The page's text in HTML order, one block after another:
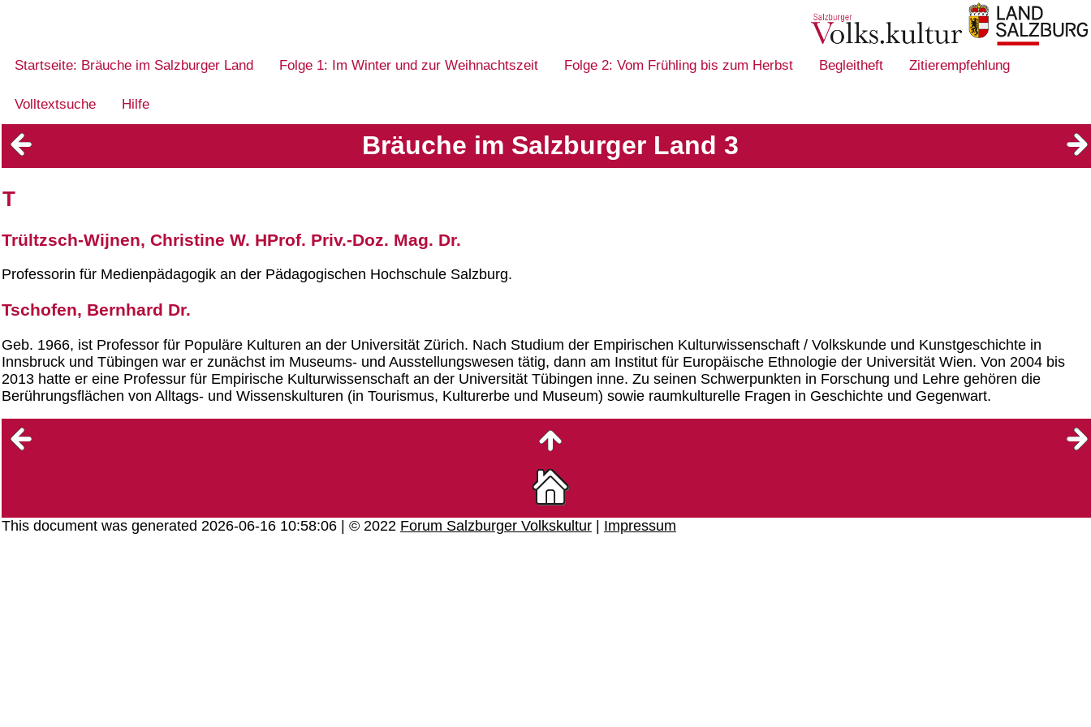
Startseite: Bräuche im Salzburger Land Folge 1: Im Winter und zur Weihnachtszeit Folge 2: Vom Frühling bis zum Herbst Begleitheft Zitierempfehlung
Volltextsuche Hilfe
Bräuche im Salzburger Land 3
T
Trültzsch-Wijnen, Christine W. HProf. Priv.-Doz. Mag. Dr.
Professorin für Medienpädagogik an der Pädagogischen Hochschule Salzburg.
Tschofen, Bernhard Dr.
Geb. 1966, ist Professor für Populäre Kulturen an der Universität Zürich. Nach Studium der Empirischen Kulturwissenschaft / Volkskunde und Kunstgeschichte in
Innsbruck und Tübingen war er zunächst im Museums- und Ausstellungswesen tätig, dann am Institut für Europäische Ethnologie der Universität Wien. Von 2004 bis
2013 hatte er eine Professur für Empirische Kulturwissenschaft an der Universität Tübingen inne. Zu seinen Schwerpunkten in Forschung und Lehre gehören die
Berührungsflächen von Alltags- und Wissenskulturen (in Tourismus, Kulturerbe und Museum) sowie raumkulturelle Fragen in Geschichte und Gegenwart.
This document was generated 2026-06-16 10:58:06 | © 2022 Forum Salzburger Volkskultur Impressum